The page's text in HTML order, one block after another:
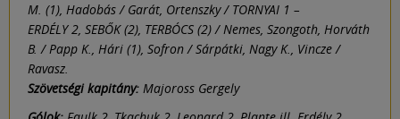
M. (1), Hadobás / Garát, Ortenszky / TORNYAI 1 –
ERDÉLY 2, SEBŐK (2), TERBÓCS (2) / Nemes, Szongoth, Horváth
B. / Papp K., Hári (1), Sofron / Sárpátki, Nagy K., Vincze /
Ravasz.
Szövetségi kapitány: Majoross Gergely